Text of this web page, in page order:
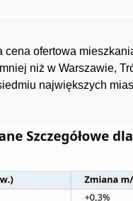
ofertowa
niż w Warszawie,
największych